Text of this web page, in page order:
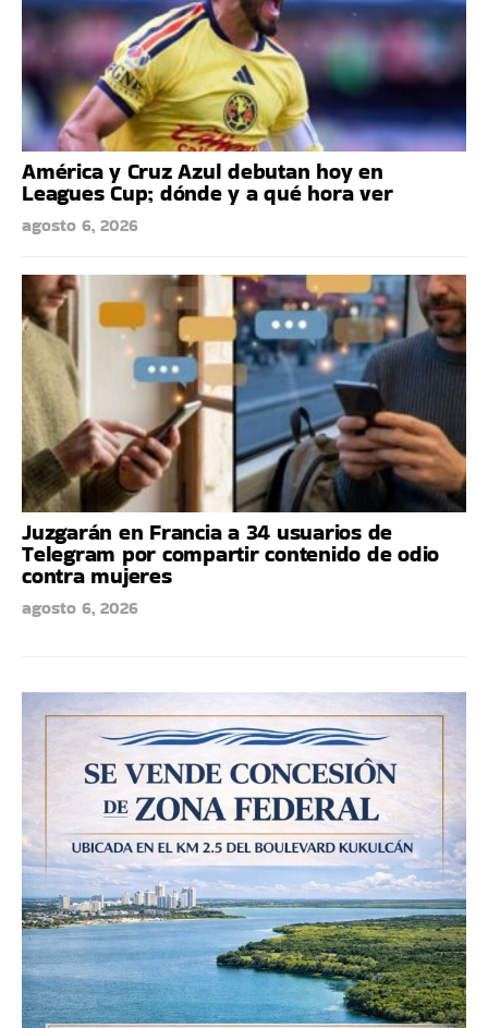
América y Cruz Azul debutan hoy en
Leagues Cup; dónde y a qué hora ver
agosto 6, 2026
Juzgarán en Francia a 34 usuarios de
Telegram por compartir contenido de odio
contra mujeres
agosto 6, 2026